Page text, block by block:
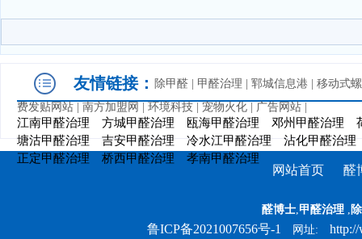
友情链接： 除甲醛 甲醛治理 郓城信息港
移动式
费发贴网站
南方加盟网 环境科技 宠物火化 广告网站
江南甲醛治理 方城甲醛治理 瓯海甲醛治理 邓州甲醛治理
塘沽甲醛治理
吉安甲醛治理 冷水江甲醛治理
沾化甲醛治理
正定甲醛治理
桥西甲醛治理 孝南甲醛治理
网站首页 醛
醛博士,甲醛治理 ,
鲁ICP备2021007656号-1 网址: http://